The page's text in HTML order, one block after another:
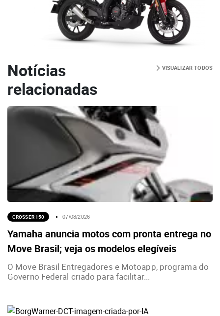
Notícias
relacionadas
VISUALIZAR TODOS
CROSSER 150 07/08/2026
Yamaha anuncia motos com pronta entrega no
Move Brasil; veja os modelos elegíveis
O Move Brasil Entregadores e Motoapp, programa do
Governo Federal criado para facilitar...